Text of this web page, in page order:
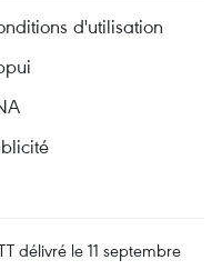
d'utilisation
délivré le 11 septembre